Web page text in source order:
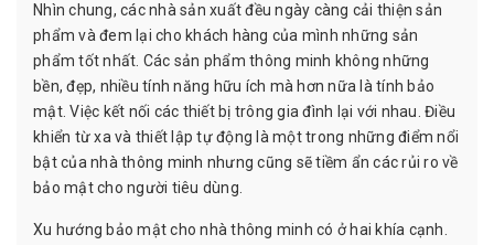
Nhìn chung, các nhà sản xuất đều ngày càng cải thiện sản
phẩm và đem lại cho khách hàng của mình những sản
phẩm tốt nhất. Các sản phẩm thông minh không những
bền, đẹp, nhiều tính năng hữu ích mà hơn nữa là tính bảo
mật. Việc kết nối các thiết bị trông gia đình lại với nhau. Điều
khiển từ xa và thiết lập tự động là một trong những điểm nổi
bật của nhà thông minh nhưng cũng sẽ tiềm ẩn các rủi ro về
bảo mật cho người tiêu dùng.
Xu hướng bảo mật cho nhà thông minh có ở hai khía cạnh.